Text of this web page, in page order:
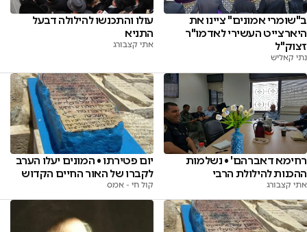
ב"שומרי אמונים" ציינו את
היארצייט העשירי לאדמו"ר
זצוק"ל
נתי קאליש
עולו והתכנשו להילולה דבעל
התניא
אתי קצבורג
רחימא דאברהם' • נשלמות
ההכנות להילולת הרבי
אתי קצבורג
יום פטירתו • המונים יעלו הערב
לקברו של האור החיים הקדוש
קול חי - אמס